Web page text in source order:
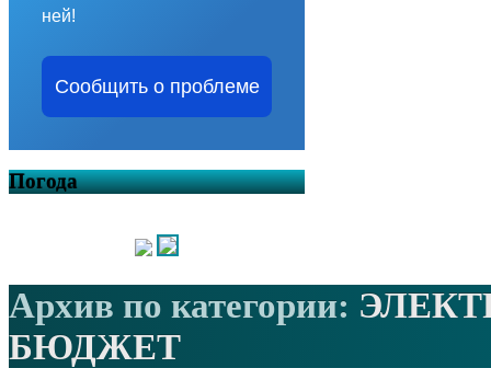
ней!
Сообщить о проблеме
Погода
Архив по категории:
БЮДЖЕТ